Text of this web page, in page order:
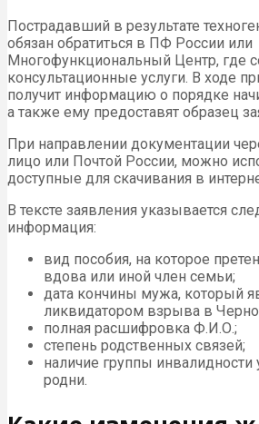
Пострадавший в результате
обязан обратиться в ПФ России или
Многофункциональный Центр, где
консультационные услуги. В ходе
получит информацию о порядке
а также ему предоставят образец
При направлении документации
лицо или Почтой России, можно
доступные для скачивания в
В тексте заявления указывается
информация:
вид пособия, на которое
вдова или иной член семьи;
дата кончины мужа, который
ликвидатором взрыва в
полная расшифровка Ф.И.О.;
степень родственных связей;
наличие группы
родни.